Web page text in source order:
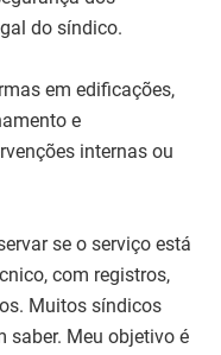
do síndico.
em edificações,
e
internas ou
se o serviço está
com registros,
Muitos síndicos
saber. Meu objetivo é